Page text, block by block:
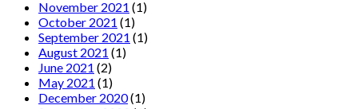
November 2021 (1)
October 2021 (1)
September 2021 (1)
August 2021 (1)
June 2021 (2)
May 2021 (1)
December 2020(1)